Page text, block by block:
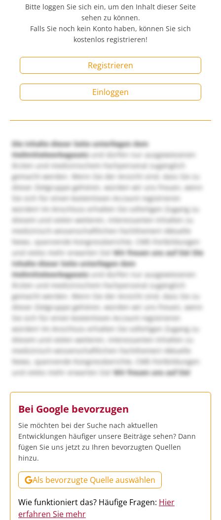
Bitte loggen Sie sich ein, um den Inhalt dieser Seite
sehen zu können.
Falls Sie noch kein Konto haben, können Sie sich
kostenlos registrieren!
Registrieren
Einloggen
Die Inhalte dieser Seite unterliegen dem
Heilmittelwerbegesetzund dürfen nur ausgewiesenen
Ärzten und medizinischem Fachpersonal zugänglich
gemacht werden. Wenn Sie der Ansicht sind, dass Sie zu
dieser Zielgruppe gehören, würden wir uns freuen, wenn
Sie sich für einen kostenlosen Account registrieren
würden! Im Anschluss erhalten Sie sofortigen Zugang zu
diesem und vielen weiteren, interessanten Inhalten zu
medizinisch-wissenschaftlichen Fachthemen! Aktuelle
News, spannende Kongressberichte, CME-Fortbildungen
und vieles mehr erwarten Sie!Wir freuen uns auf Sie! Die
Inhalte dieser Seite unterliegen dem
Heilmittelwerbegesetzund dürfen nur ausgewiesenen
Ärzten und medizinischem Fachpersonal zugänglich
gemacht werden. Wenn Sie der Ansicht sind, dass Sie zu
dieser Zielgruppe gehören, würden wir uns freuen, wenn
Sie sich für einen kostenlosen Account registrieren
würden! Im Anschluss erhalten Sie sofortigen Zugang zu
diesem und vielen weiteren, interessanten Inhalten zu
medizinisch-wissenschaftlichen Fachthemen! Aktuelle
News, spannende Kongressberichte, CME-Fortbildungen
und vieles mehr erwarten Sie!Wir freuen uns auf Sie!
Bei Google bevorzugen
Sie möchten bei der Suche nach aktuellen
Entwicklungen häufiger unsere Beiträge sehen? Dann
fügen Sie uns jetzt zu Ihren bevorzugten Quellen
hinzu.
Als bevorzugte Quelle auswählen
Wie funktioniert das? Häufige Fragen: Hier
erfahren Sie mehr